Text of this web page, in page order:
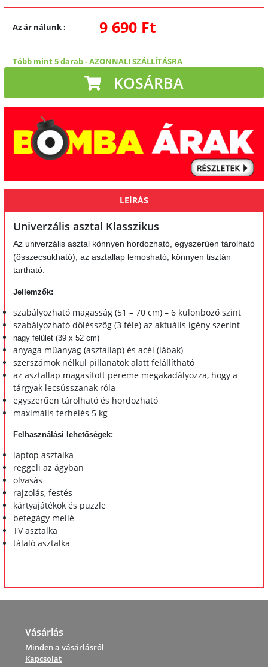
Az ár nálunk: 9 690 Ft
Több mint 5 darab-AZONNALI SZÁLLÍTÁSRA
KOSÁRBA
LEÍRÁS
Univerzális asztal Klasszikus
Az univerzális asztal könnyen hordozható, egyszerűen tárolható
(összecsukható), az asztallap lemosható, könnyen tisztán
tartható.
Jellemzők:
szabályozható magasság (51 – 70 cm) – 6 különböző szint
szabályozható dőlésszög (3 féle) az aktuális igény szerint
nagy felület (39 x 52 cm)
anyaga műanyag (asztallap) és acél (lábak)
szerszámok nélkül pillanatok alatt felállítható
az asztallap magasított pereme megakadályozza, hogy a
tárgyak lecsússzanak róla
egyszerűen tárolható és hordozható
maximális terhelés 5 kg
Felhasználási lehetőségek:
laptop asztalka
reggeli az ágyban
olvasás
rajzolás, festés
kártyajátékok és puzzle
betegágy mellé
TV asztalka
tálaló asztalka
Vásárlás
Minden a vásárlásról
Kapcsolat